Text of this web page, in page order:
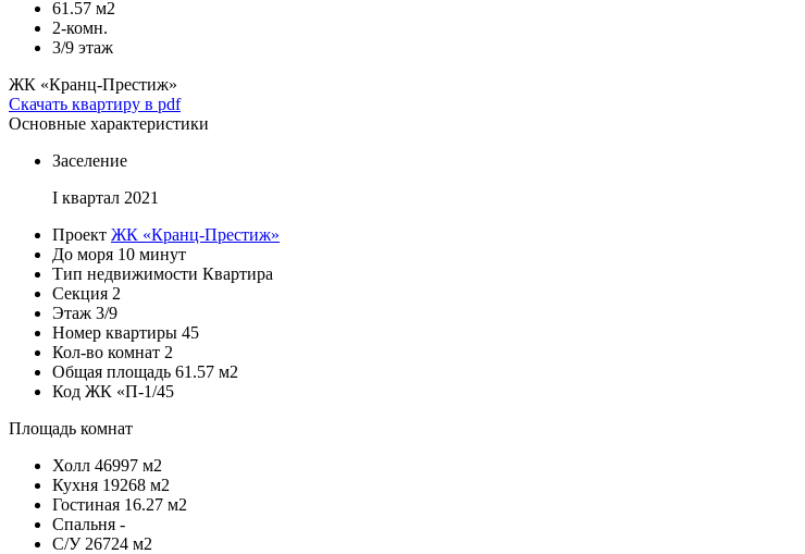
61.57 м2
2-комн.
3/9 этаж
ЖК «Кранц-Престиж»
Скачать квартиру в pdf
Основные характеристики
Заселение
I квартал 2021
Проект ЖК «Кранц-Престиж»
До моря 10 минут
Тип недвижимости Квартира
Секция 2
Этаж 3/9
Номер квартиры 45
Кол-во комнат 2
Общая площадь 61.57 м2
Код ЖК «П-1/45
Площадь комнат
Холл 46997 м2
Кухня 19268 м2
Гостиная 16.27 м2
Спальня -
С/У 26724 м2